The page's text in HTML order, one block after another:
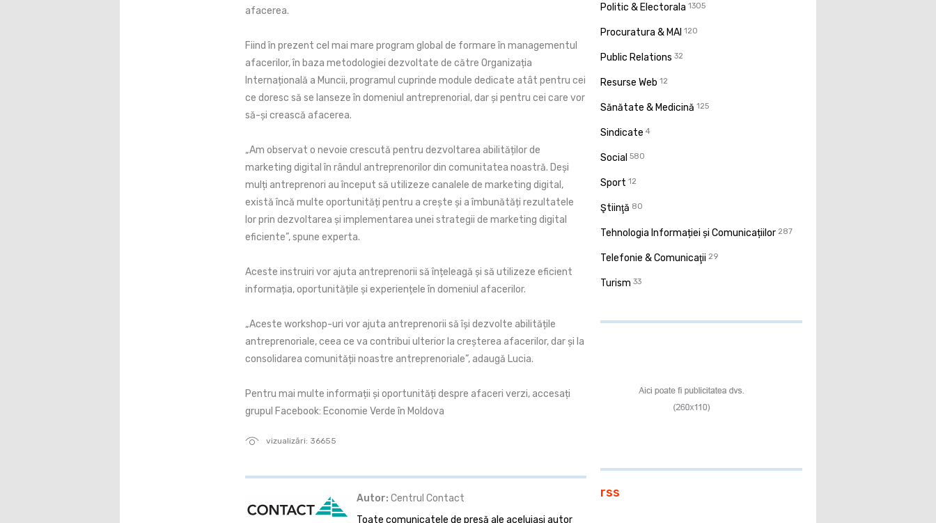
vizualizări: 36655
afacerea.
Fiind în prezent cel mai mare program global de formare în managementul
afacerilor, în baza metodologiei dezvoltate de către Organizația
Internațională a Muncii, programul cuprinde module dedicate atât pentru cei
ce doresc să se lanseze în domeniul antreprenorial, dar și pentru cei care vor
să-și crească afacerea.
„Am observat o nevoie crescută pentru dezvoltarea abilităților de
marketing digital în rândul antreprenorilor din comunitatea noastră. Deși
mulți antreprenori au început să utilizeze canalele de marketing digital,
există încă multe oportunități pentru a crește și a îmbunătăți rezultatele
lor prin dezvoltarea și implementarea unei strategii de marketing digital
eficiente”, spune experta.
Aceste instruiri vor ajuta antreprenorii să înțeleagă și să utilizeze eficient
informația, oportunitățile și experiențele în domeniul afacerilor.
„Aceste workshop-uri vor ajuta antreprenorii să își dezvolte abilitățile
antreprenoriale, ceea ce va contribui ulterior la creșterea afacerilor, dar și la
consolidarea comunității noastre antreprenoriale”, adaugă Lucia.
Pentru mai multe informații și oportunități despre afaceri verzi, accesați
grupul Facebook: Economie Verde în Moldova
Autor: Centrul Contact
Toate comunicatele de presă ale aceluiaşi autor
Politic & Electorala 1305
Procuratura & MAI 120
Public Relations 32
Resurse Web 12
Sănătate & Medicină 125
Sindicate 4
Social 580
Sport 12
Ştiinţă 80
Tehnologia Informației și Comunicațiilor 287
Telefonie & Comunicaţii 29
Turism 33
rss